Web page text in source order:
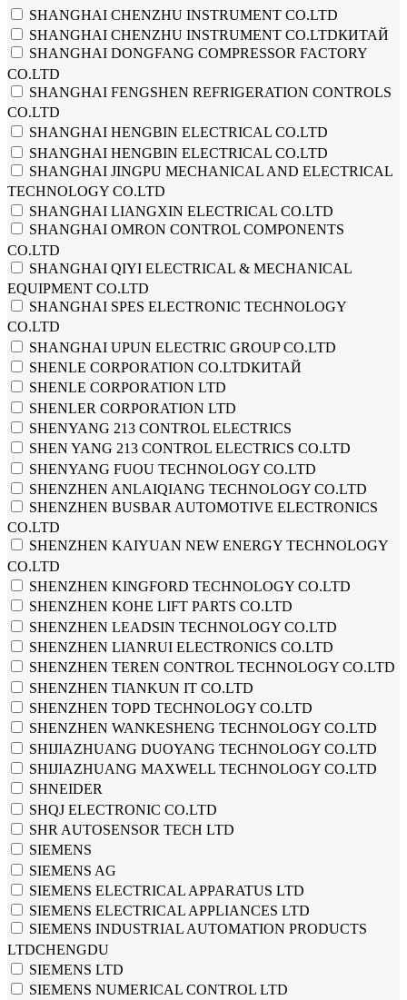
SHANGHAI CHENZHU INSTRUMENT CO.LTD
SHANGHAI CHENZHU INSTRUMENT CO.LTDКИТАЙ
SHANGHAI DONGFANG COMPRESSOR FACTORY
CO.LTD
SHANGHAI FENGSHEN REFRIGERATION CONTROLS
CO.LTD
SHANGHAI HENGBIN ELECTRICAL CO.LTD
SHANGHAI HENGBIN ELECTRICAL СО.LTD
SHANGHAI JINGPU MECHANICAL AND ELECTRICAL
TECHNOLOGY CO.LTD
SHANGHAI LIANGXIN ELECTRICAL CO.LTD
SHANGHAI OMRON CONTROL COMPONENTS
CO.LTD
SHANGHAI QIYI ELECTRICAL & MECHANICAL
EQUIPMENT CO.LTD
SHANGHAI SPES ELECTRONIC TECHNOLOGY
CO.LTD
SHANGHAI UPUN ELECTRIC GROUP CO.LTD
SHENLE CORPORATION CO.LTDКИТАЙ
SHENLE CORPORATION LTD
SHENLER CORPORATION LTD
SHENYANG 213 CONTROL ELECTRICS
SHEN YANG 213 CONTROL ELECTRICS CO.LTD
SHENYANG FUOU TECHNOLOGY CO.LTD
SHENZHEN ANLAIQIANG TECHNOLOGY CO.LTD
SHENZHEN BUSBAR AUTOMOTIVE ELECTRONICS
CO.LTD
SHENZHEN KAIYUAN NEW ENERGY TECHNOLOGY
CO.LTD
SHENZHEN KINGFORD TECHNOLOGY CO.LTD
SHENZHEN KOHE LIFT PARTS CO.LTD
SHENZHEN LEADSIN TECHNOLOGY CO.LTD
SHENZHEN LIANRUI ELECTRONICS CO.LTD
SHENZHEN TEREN CONTROL TECHNOLOGY CO.LTD
SHENZHEN TIANKUN IT CO.LTD
SHENZHEN TOPD TECHNOLOGY CO.LTD
SHENZHEN WANKESHENG TECHNOLOGY CO.LTD
SHIJIAZHUANG DUOYANG TECHNOLOGY CO.LTD
SHIJIAZHUANG MAXWELL TECHNOLOGY CO.LTD
SHNEIDER
SHQJ ELECTRONIC СО.LTD
SHR AUTOSENSOR TECH LTD
SIEMENS
SIEMENS AG
SIEMENS ELECTRICAL APPARATUS LTD
SIEMENS ELECTRICAL APPLIANCES LTD
SIEMENS INDUSTRIAL AUTOMATION PRODUCTS
LTDCHENGDU
SIEMENS LTD
SIEMENS NUMERICAL CONTROL LTD